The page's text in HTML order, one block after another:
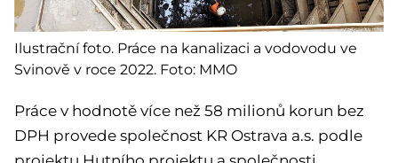
Ilustrační foto. Práce na kanalizaci a vodovodu ve
Svinově v roce 2022. Foto: MMO
Práce v hodnotě více než 58 milionů korun bez
DPH provede společnost KR Ostrava a.s. podle